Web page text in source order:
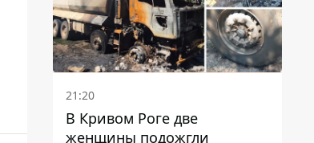
21:20
В Кривом Роге две
женщины подожгли